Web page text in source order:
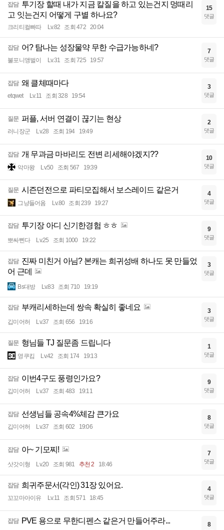
잡담 투기장 할때 내가 지금 칼질을 하고 있는건지 멍때리
고 잇는건지 어떻게 구별 하나요?
크리티컬빠따 Lv.82 조회 472 20:04
15
댓글
잡담 어? 탐나는 성장물약 무한 수급가능하네?
불포니앵벌이 Lv.31 조회 725 19:57
7
댓글
잡담 왜 클체때마다
etqwet Lv.11 조회 328 19:54
3
댓글
질문 퍼플, 서버 연결이 끊기는 현상
러니장군 Lv.28 조회 194 19:49
2
댓글
잡담 개 무과금 마바리도 전변 리세해야겠지??
악마왕 Lv.50 조회 567 19:39
10
댓글
질문 시즌던전으로 파티모집해서 보스레이드 같은거
그냥들어옴 Lv.80 조회 239 19:27
4
댓글
잡담 투기장 아디 신기한경험 ㅎㅎ
뽀싸삔다 Lv.25 조회 1000 19:22
9
댓글
잡담 진짜 미친거 아님? 본캐는 희귀성배 하나도 못 만들었
어 근데
Bs대방 Lv.83 조회 710 19:19
3
댓글
잡담 부캐리세하는데 쌍속 확실히 좋네요
깁미어허 Lv.37 조회 656 19:16
3
댓글
질문 형님들 TJ 질문좀 드립니다
영쿠킴 Lv.42 조회 174 19:13
1
댓글
잡담 이번4구도 풍령인가요?
깁미어허 Lv.37 조회 483 19:11
9
댓글
잡담 선생님들 공속4%체감 큰가요
깁미어허 Lv.37 조회 602 19:06
8
댓글
잡담 아~ 기모찌!
삿갓이형 Lv.20 조회 981 추천 2 18:46
7
댓글
잡담 희귀주문서(각인) 31장 있어요.
꼬꼬마아이유 Lv.11 조회 571 18:45
4
댓글
잡담 PVE 용으로 무한디펜스 같은거 만들어주라... 8